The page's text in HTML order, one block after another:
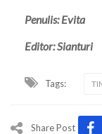
Penulis: Evita
Editor: Sianturi
Tags:
Share Post